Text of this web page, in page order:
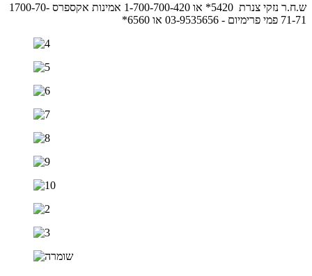
ש.ח.ר נזקי צנרת 5420* או 1-700-700-420 אמינות אקספרס 1700-70-
71-71 פמי פרימיום - 03-9535656 או 6560*